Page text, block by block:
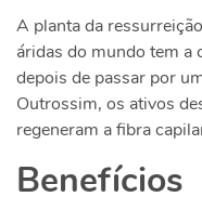
A planta da
áridas do mundo tem a
depois de passar por
Outrossim, os ativos
regeneram a fibra
Benefícios